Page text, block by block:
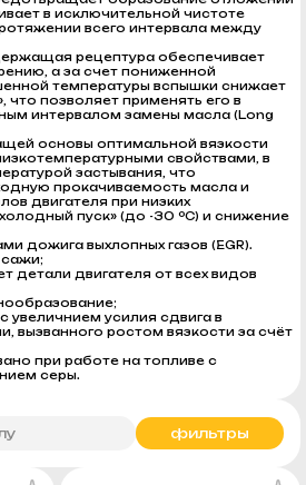
в исключительной чистоте
всего интервала между
рецептура обеспечивает
а за счет пониженной
температуры вспышки снижает
что позволяет применять его в
интервалом замены масла (Long
основы оптимальной вязкости
свойствами, в
застывания, что
прокачиваемость масла и
двигателя при низких
пуск» (до -30 ºC) и снижение
дожига выхлопных газов (EGR).
двигателя от всех видов
усилия сдвига в
вызванного ростом вязкости за счёт
при работе на топливе с
серы.
фильтры